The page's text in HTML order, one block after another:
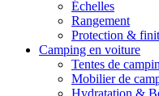
Échelles
Rangement
Protection &
Camping en voiture
Tentes de
Mobilier de